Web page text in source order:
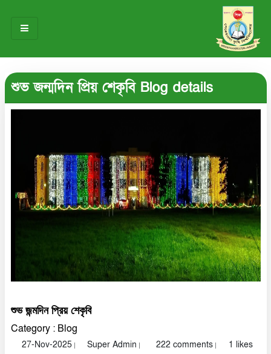
HOME
ABOUT US
NOTICES
RESEARCH & INNOVATION
STUDENT LIFE
GALLERY
CONTACT US
শুভ জন্মদিন প্রিয় শেকৃবি Blog details
শুভ জন্মদিন প্রিয় শেকৃবি
Category : Blog
27-Nov-2025| Super Admin | 222 comments| 1 likes